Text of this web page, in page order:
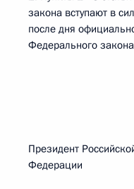
закона вступают в
после дня
Федерального
Президент
Федерации